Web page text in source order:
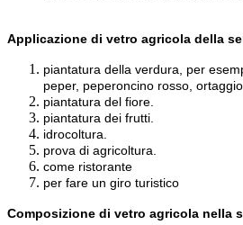
Applicazione di vetro agricola della
piantatura della verdura, per
peper, peperoncino rosso,
piantatura del fiore.
piantatura dei frutti.
idrocoltura.
prova di agricoltura.
come ristorante
per fare un giro turistico
Composizione di vetro agricola nella